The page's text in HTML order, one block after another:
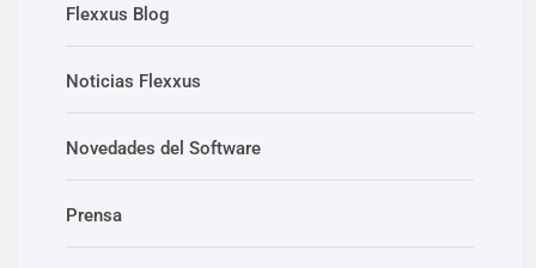
Flexxus Blog
Noticias Flexxus
Novedades del Software
Prensa